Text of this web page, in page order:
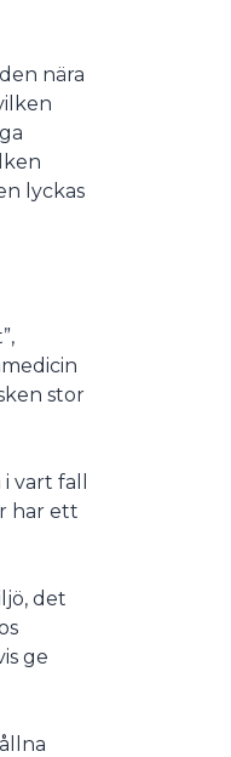
nära
lyckas
stor
vart fall
har ett
det
ge